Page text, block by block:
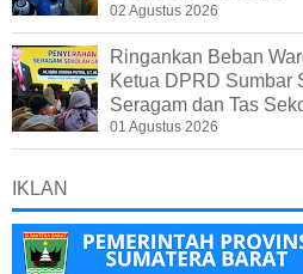
02 Agustus 2026
Ringankan Beban
Ketua DPRD Sumbar
Seragam dan Tas
01 Agustus 2026
IKLAN